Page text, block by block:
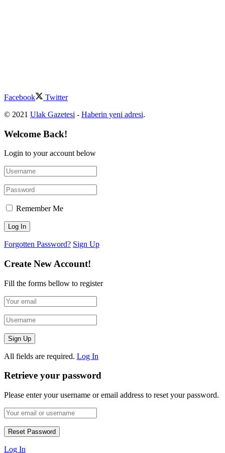
Facebook
Twitter
© 2021 Ulak Gazetesi - Haberin yeni adresi.
Welcome Back!
Login to your account below
Remember Me
Forgotten Password? Sign Up
Create New Account!
Fill the forms bellow to register
All fields are required. Log In
Retrieve your password
Please enter your username or email address to reset your password.
Log In